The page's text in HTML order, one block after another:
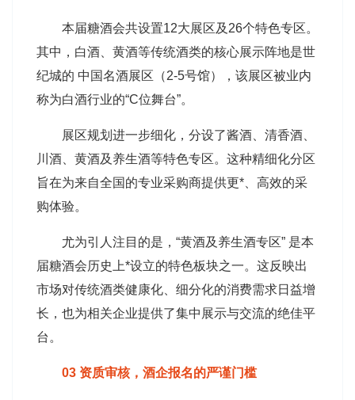
本届糖酒会共设置12大展区及26个特色专区。
其中，白酒、黄酒等传统酒类的核心展示阵地是世
纪城的 中国名酒展区（2-5号馆），该展区被业内
称为白酒行业的“C位舞台”。
展区规划进一步细化，分设了酱酒、清香酒、
川酒、黄酒及养生酒等特色专区。这种精细化分区
旨在为来自全国的专业采购商提供更*、高效的采
购体验。
尤为引人注目的是，“黄酒及养生酒专区” 是本
届糖酒会历史上*设立的特色板块之一。这反映出
市场对传统酒类健康化、细分化的消费需求日益增
长，也为相关企业提供了集中展示与交流的绝佳平
台。
03 资质审核，酒企报名的严谨门槛